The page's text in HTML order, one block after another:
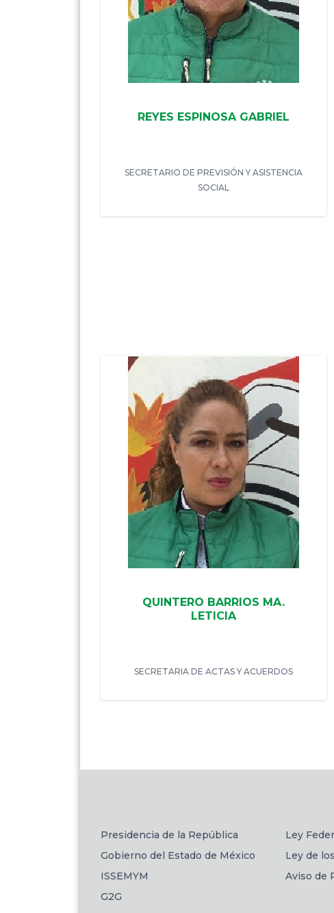
REYES ESPINOSA GABRIEL
SECRETARIO DE PREVISIÓN Y ASISTENCIA
SOCIAL
QUINTERO BARRIOS MA.
LETICIA
SECRETARIA DE ACTAS Y ACUERDOS
Presidencia de la República
Gobierno del Estado de México
ISSEMYM
G2G
Ley
Ley de
Aviso de